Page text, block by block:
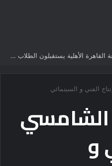
“التجربة خير دليل”.. سفراء جامعة القاهرة الأهلية يستقبلون الطلاب الجدد ويجسدون هوية الجامعة وثقافة التميز
الفني و السينمائي
و